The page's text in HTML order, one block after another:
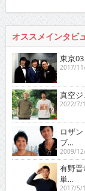
オススメインタビ
東京
2017/
真空
2022/7/
ロザ
ブ...
2009/
有野
単...
2017/5/